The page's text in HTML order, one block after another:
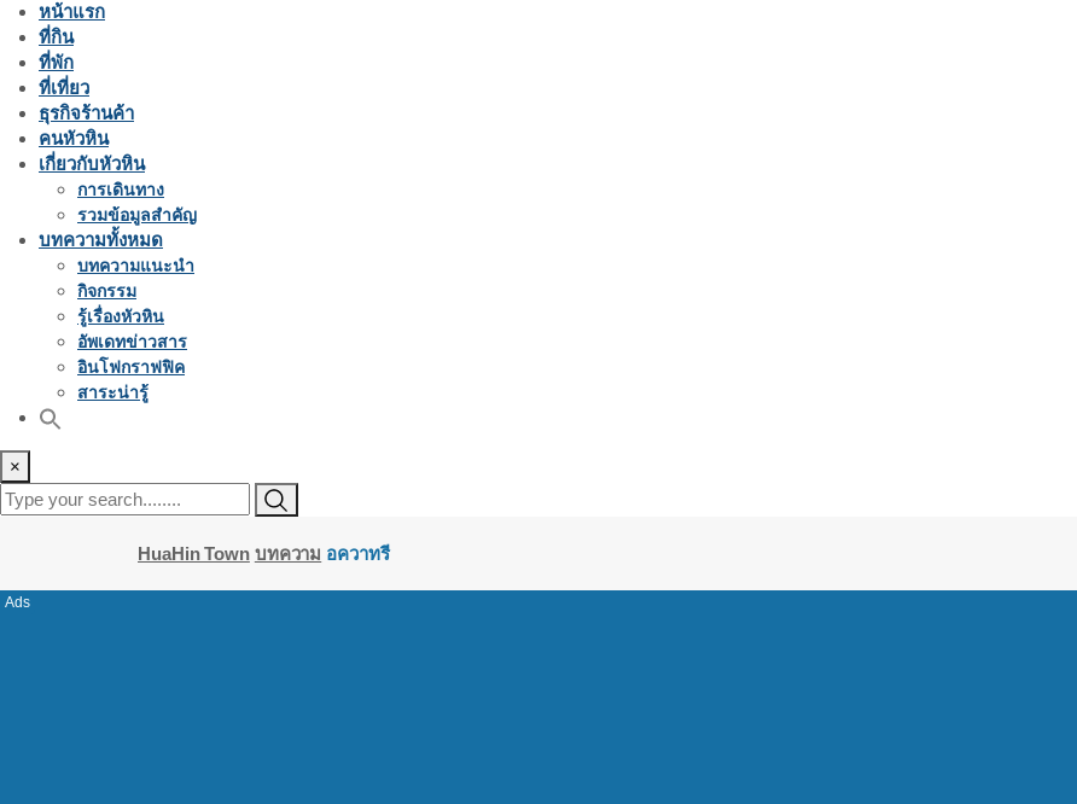
หน้าแรก
ที่กิน
ที่พัก
ที่เที่ยว
ธุรกิจร้านค้า
คนหัวหิน
เกี่ยวกับหัวหิน
การเดินทาง
รวมข้อมูลสำคัญ
บทความทั้งหมด
บทความแนะนำ
กิจกรรม
รู้เรื่องหัวหิน
อัพเดทข่าวสาร
อินโฟกราฟฟิค
สาระน่ารู้
×
HuaHin Town บทความ อควาทรี